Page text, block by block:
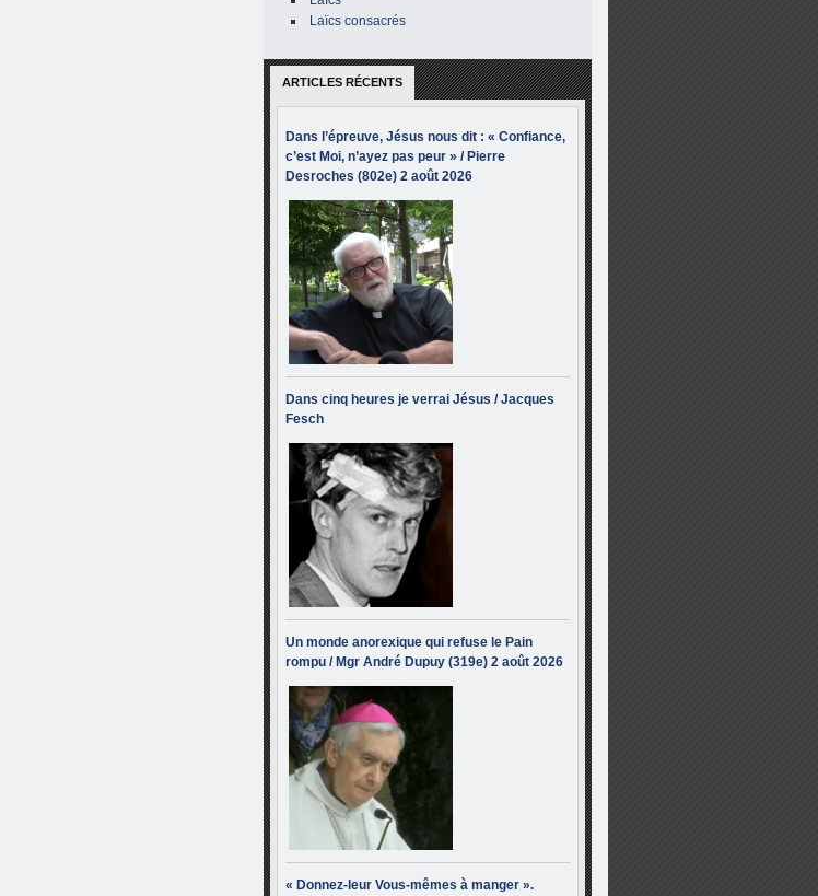
Laïcs consacrés
ARTICLES RÉCENTS
Dans l’épreuve, Jésus nous dit : « Confiance,
c’est Moi, n’ayez pas peur » / Pierre
Desroches (802e) 2 août 2026
Dans cinq heures je verrai Jésus / Jacques
Fesch
Un monde anorexique qui refuse le Pain
rompu / Mgr André Dupuy (319e) 2 août 2026
« Donnez-leur Vous-mêmes à manger ».